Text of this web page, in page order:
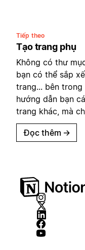
Tiếp theo
Tạo trang phụ
Không có thư
bạn có thể sắp
trang... bên
hướng dẫn bạn
trang khác, mà
Đọc thêm →